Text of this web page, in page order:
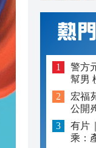
警方
幫男
宏福
公開
照片
有片
乘：